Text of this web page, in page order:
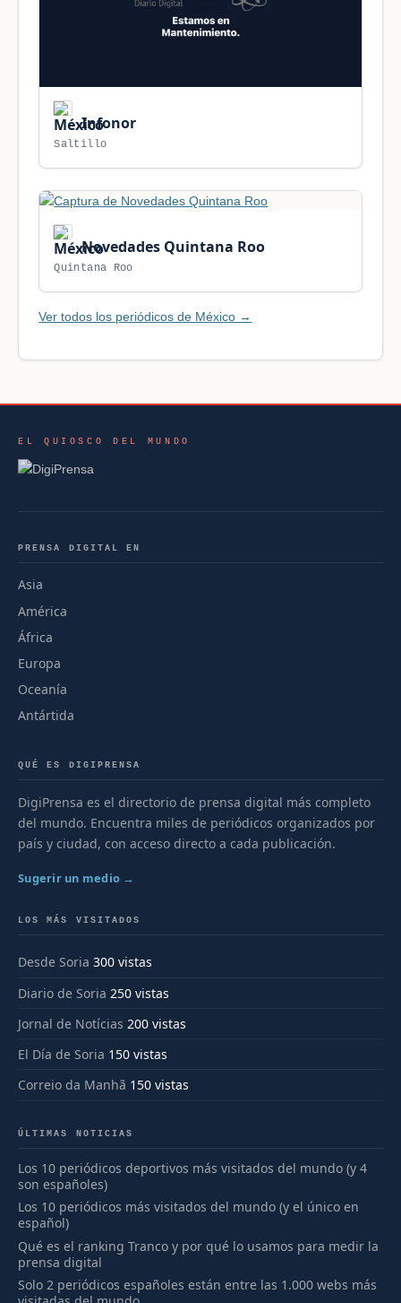
Infonor
Saltillo
Novedades Quintana Roo
Quintana Roo
Ver todos los periódicos de México →
EL QUIOSCO DEL MUNDO
PRENSA DIGITAL EN
Asia
América
África
Europa
Oceanía
Antártida
QUÉ ES DIGIPRENSA
DigiPrensa es el directorio de prensa digital más completo
del mundo. Encuentra miles de periódicos organizados por
país y ciudad, con acceso directo a cada publicación.
Sugerir un medio →
LOS MÁS VISITADOS
Desde Soria 300 vistas
Diario de Soria 250 vistas
Jornal de Notícias 200 vistas
El Día de Soria 150 vistas
Correio da Manhã 150 vistas
ÚLTIMAS NOTICIAS
Los 10 periódicos deportivos más visitados del mundo (y 4
son españoles)
Los 10 periódicos más visitados del mundo (y el único en
español)
Qué es el ranking Tranco y por qué lo usamos para medir la
prensa digital
Solo 2 periódicos españoles están entre las 1.000 webs más